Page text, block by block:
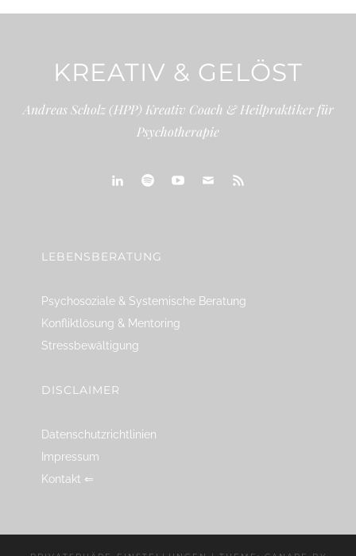
KREATIV & GELÖST
Andreas Scholz (HPP) Kreativ Coach & Heilpraktiker für
Psychotherapie
LEBENSBERATUNG
Psychosoziale & Systemische Beratung
Konfliktlösung & Mentoring
Stressbewältigung
DISCLAIMER
Datenschutzrichtlinien
Impressum
Kontakt ⇐